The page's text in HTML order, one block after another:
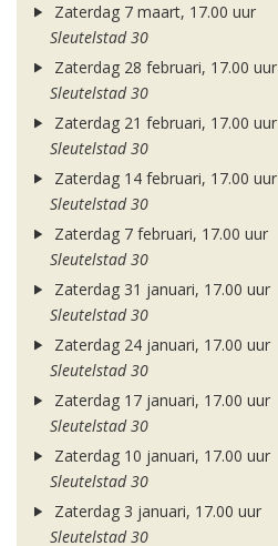
Zaterdag 7 maart, 17.00 uur
Sleutelstad 30
Zaterdag 28 februari, 17.00 uur
Sleutelstad 30
Zaterdag 21 februari, 17.00 uur
Sleutelstad 30
Zaterdag 14 februari, 17.00 uur
Sleutelstad 30
Zaterdag 7 februari, 17.00 uur
Sleutelstad 30
Zaterdag 31 januari, 17.00 uur
Sleutelstad 30
Zaterdag 24 januari, 17.00 uur
Sleutelstad 30
Zaterdag 17 januari, 17.00 uur
Sleutelstad 30
Zaterdag 10 januari, 17.00 uur
Sleutelstad 30
Zaterdag 3 januari, 17.00 uur
Sleutelstad 30